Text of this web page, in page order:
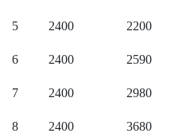
5 2400 2200
6 2400 2590
7 2400 2980
8 2400 3680